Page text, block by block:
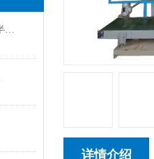
饲料颗粒包装机,肥料颗粒包装机,半自动颗粒包装机厂家
详情介绍